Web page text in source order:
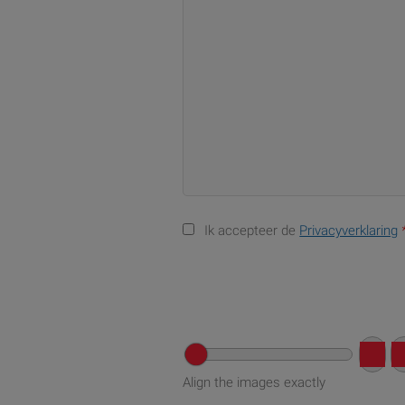
Ik accepteer de Privacyverklaring
Align the images exactly